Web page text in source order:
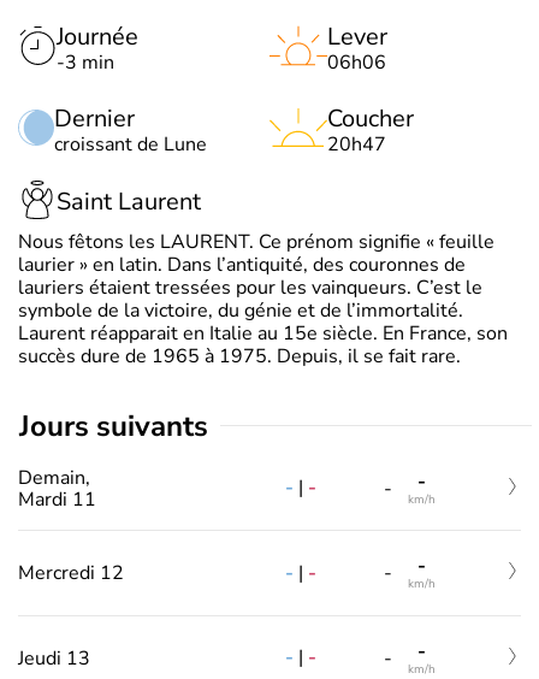
Journée
-3 min
Dernier
croissant de Lune
Lever
06h06
Coucher
20h47
Saint Laurent
Nous fêtons les LAURENT. Ce prénom signifie « feuille
laurier » en latin. Dans l’antiquité, des couronnes de
lauriers étaient tressées pour les vainqueurs. C’est le
symbole de la victoire, du génie et de l’immortalité.
Laurent réapparait en Italie au 15e siècle. En France, son
succès dure de 1965 à 1975. Depuis, il se fait rare.
jours suivants
Demain,
Mardi 11
- | - - -
km/h
Mercredi 12 - | - - -
km/h
Jeudi 13 - | - - -
km/h